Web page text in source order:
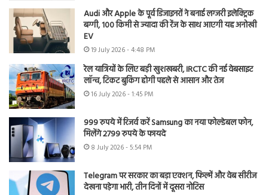
Audi और Apple के पूर्व डिजाइनरों ने बनाई लग्जरी इलेक्ट्रिक
बग्गी, 100 किमी से ज्यादा की रेंज के साथ आएगी यह अनोखी
EV
19 July 2026 - 4:48 PM
रेल यात्रियों के लिए बड़ी खुशखबरी, IRCTC की नई वेबसाइट
लॉन्च, टिकट बुकिंग होगी पहले से आसान और तेज
16 July 2026 - 1:45 PM
999 रुपये में रिजर्व करें Samsung का नया फोल्डेबल फोन,
मिलेंगे 2799 रुपये के फायदे
8 July 2026 - 5:54 PM
Telegram पर सरकार का बड़ा एक्शन, फिल्में और वेब सीरीज
देखना पड़ेगा भारी, तीन दिनों में दूसरा नोटिस